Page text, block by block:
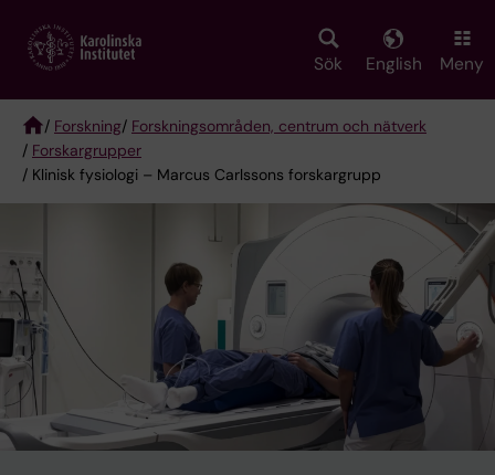
main
Sök English Meny
Breadcrumb
/ Forskning/ Forskningsområden, centrum och nätverk
/ Forskargrupper
/ Klinisk fysiologi – Marcus Carlssons forskargrupp